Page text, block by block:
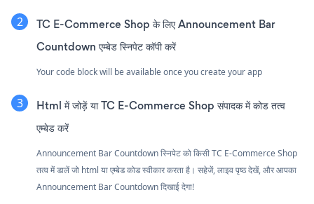
TC E-Commerce Shop के लिए Announcement Bar
Countdown एम्बेड स्निपेट कॉपी करें
Your code block will be available once you create your app
Html में जोड़ें या TC E-Commerce Shop संपादक में कोड तत्व
एम्बेड करें
Announcement Bar Countdown स्निपेट को किसी TC E-Commerce Shop
तत्व में डालें जो html या एम्बेड कोड स्वीकार करता है। सहेजें, लाइव पृष्ठ देखें, और आपका
Announcement Bar Countdown दिखाई देगा!